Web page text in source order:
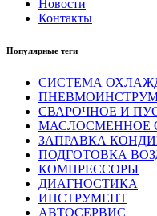
Новости
Контакты
Популярные теги
СИСТЕМА
СВАРОЧНОЕ И
МАСЛОСМЕННОЕ
ЗАПРАВКА
ПОДГОТОВКА
КОМПРЕССОРЫ
ДИАГНОСТИКА
ИНСТРУМЕНТ
АВТОСЕРВИС